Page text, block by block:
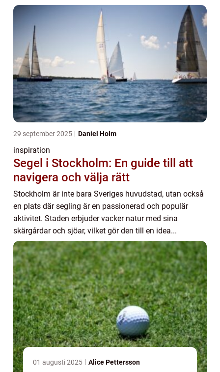
29 september 2025 Daniel Holm
inspiration
Segel i Stockholm: En guide till att
navigera och välja rätt
Stockholm är inte bara Sveriges huvudstad, utan också
en plats där segling är en passionerad och populär
aktivitet. Staden erbjuder vacker natur med sina
skärgårdar och sjöar, vilket gör den till en idea...
01 augusti 2025 Alice Pettersson